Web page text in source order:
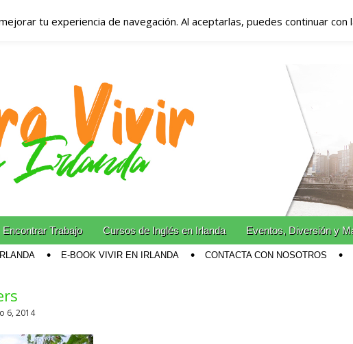
en Irlanda – Vivir
– Alojamiento en
estudian y trabajan en Irlanda!
Encontrar Trabajo Cursos de Inglés en Irlanda Eventos, Diversión y
E-BOOK VIVIR EN IRLANDA CONTACTA CON NOSOTROS
6, 2014
tu experiencia de navegación. Al aceptarlas, puedes continuar